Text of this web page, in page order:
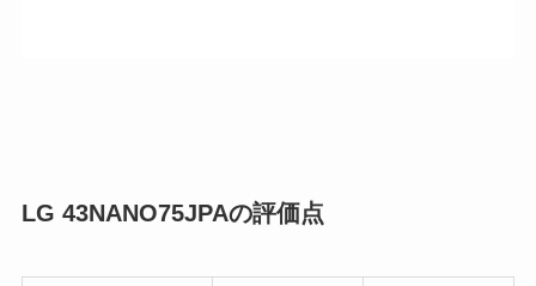
LG 43NANO75JPAの評価点